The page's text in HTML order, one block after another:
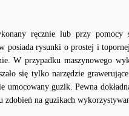
ręcznie lub przy pomocy
rysunki o prostej i topornej
W przypadku maszynowego
się tylko narzędzie
umocowany guzik. Pewna
na guzikach